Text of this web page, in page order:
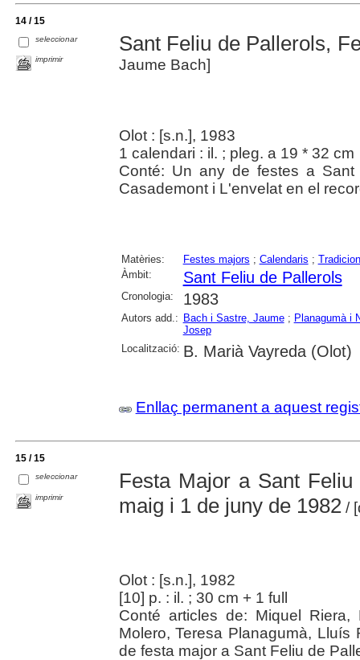
14 / 15
seleccionar
imprimir
Sant Feliu de Pallerols,
Jaume Bach]
Olot : [s.n.], 1983
1 calendari : il. ; pleg. a 19 * 32 cm
Conté: Un any de festes a
Casademont i L'envelat en el
Matèries: Festes majors ; Calendaris ;
Àmbit:
Sant Feliu de Pallerols
Cronologia: 1983
Autors add.: Bach i Sastre, Jaume; Planagumà i
Josep
Localització: B. Marià Vayreda (Olot)
Enllaç permanent a aquest
15 / 15
seleccionar
imprimir
Festa Major a Sant
maig i 1 de juny de 1982/
Olot : [s.n.], 1982
[10] p. : il. ; 30 cm + 1 full
Conté articles de: Miquel
Molero, Teresa Planagumà,
de festa major a Sant Feliu de